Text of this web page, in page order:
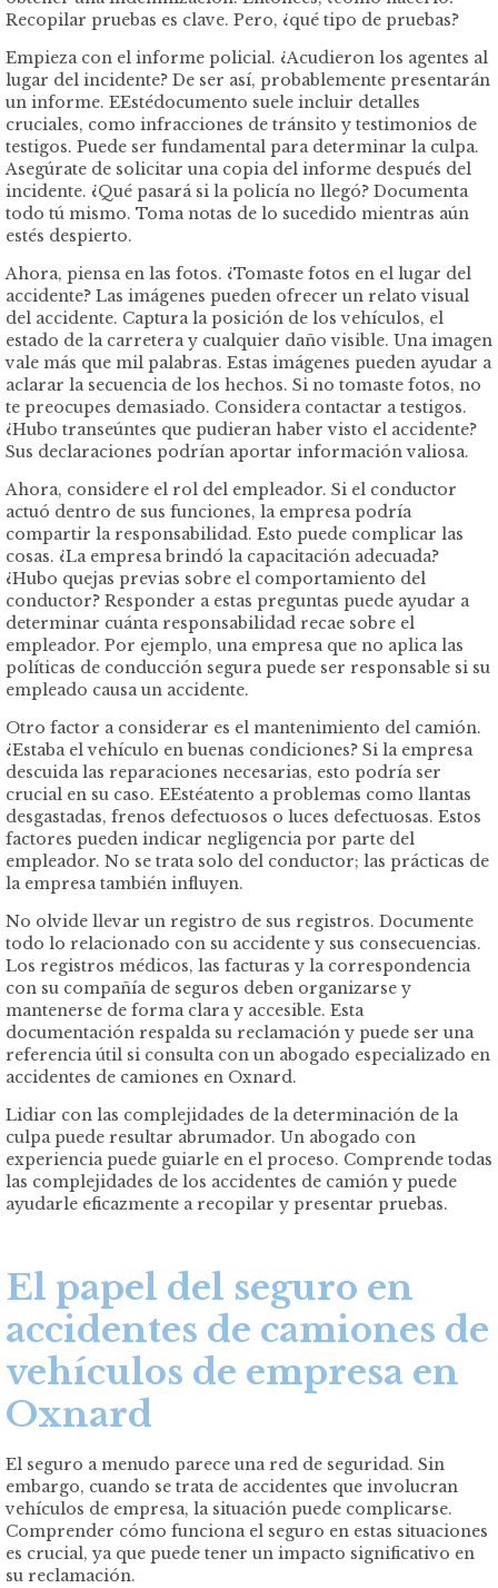
Recopilar pruebas es clave. Pero, ¿qué tipo de pruebas?
Empieza con el informe policial. ¿Acudieron los agentes al
lugar del incidente? De ser así, probablemente presentarán
un informe. EEstédocumento suele incluir detalles
cruciales, como infracciones de tránsito y testimonios de
testigos. Puede ser fundamental para determinar la culpa.
Asegúrate de solicitar una copia del informe después del
incidente. ¿Qué pasará si la policía no llegó? Documenta
todo tú mismo. Toma notas de lo sucedido mientras aún
estés despierto.
Ahora, piensa en las fotos. ¿Tomaste fotos en el lugar del
accidente? Las imágenes pueden ofrecer un relato visual
del accidente. Captura la posición de los vehículos, el
estado de la carretera y cualquier daño visible. Una imagen
vale más que mil palabras. Estas imágenes pueden ayudar a
aclarar la secuencia de los hechos. Si no tomaste fotos, no
te preocupes demasiado. Considera contactar a testigos.
¿Hubo transeúntes que pudieran haber visto el accidente?
Sus declaraciones podrían aportar información valiosa.
Ahora, considere el rol del empleador. Si el conductor
actuó dentro de sus funciones, la empresa podría
compartir la responsabilidad. Esto puede complicar las
cosas. ¿La empresa brindó la capacitación adecuada?
¿Hubo quejas previas sobre el comportamiento del
conductor? Responder a estas preguntas puede ayudar a
determinar cuánta responsabilidad recae sobre el
empleador. Por ejemplo, una empresa que no aplica las
políticas de conducción segura puede ser responsable si su
empleado causa un accidente.
Otro factor a considerar es el mantenimiento del camión.
¿Estaba el vehículo en buenas condiciones? Si la empresa
descuida las reparaciones necesarias, esto podría ser
crucial en su caso. EEstéatento a problemas como llantas
desgastadas, frenos defectuosos o luces defectuosas. Estos
factores pueden indicar negligencia por parte del
empleador. No se trata solo del conductor; las prácticas de
la empresa también influyen.
No olvide llevar un registro de sus registros. Documente
todo lo relacionado con su accidente y sus consecuencias.
Los registros médicos, las facturas y la correspondencia
con su compañía de seguros deben organizarse y
mantenerse de forma clara y accesible. Esta
documentación respalda su reclamación y puede ser una
referencia útil si consulta con un abogado especializado en
accidentes de camiones en Oxnard.
Lidiar con las complejidades de la determinación de la
culpa puede resultar abrumador. Un abogado con
experiencia puede guiarle en el proceso. Comprende todas
las complejidades de los accidentes de camión y puede
ayudarle eficazmente a recopilar y presentar pruebas.
El papel del seguro en
accidentes de camiones de
vehículos de empresa en
Oxnard
El seguro a menudo parece una red de seguridad. Sin
embargo, cuando se trata de accidentes que involucran
vehículos de empresa, la situación puede complicarse.
Comprender cómo funciona el seguro en estas situaciones
es crucial, ya que puede tener un impacto significativo en
su reclamación.